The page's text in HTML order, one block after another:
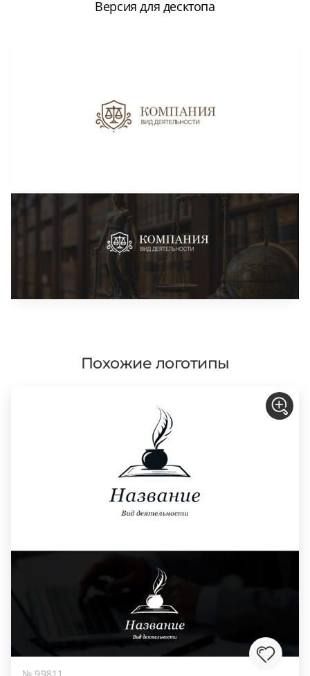
Версия для десктопа
Похожие логотипы